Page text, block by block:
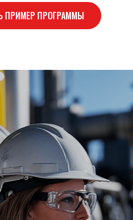
ПРИМЕР ПРОГРАММЫ